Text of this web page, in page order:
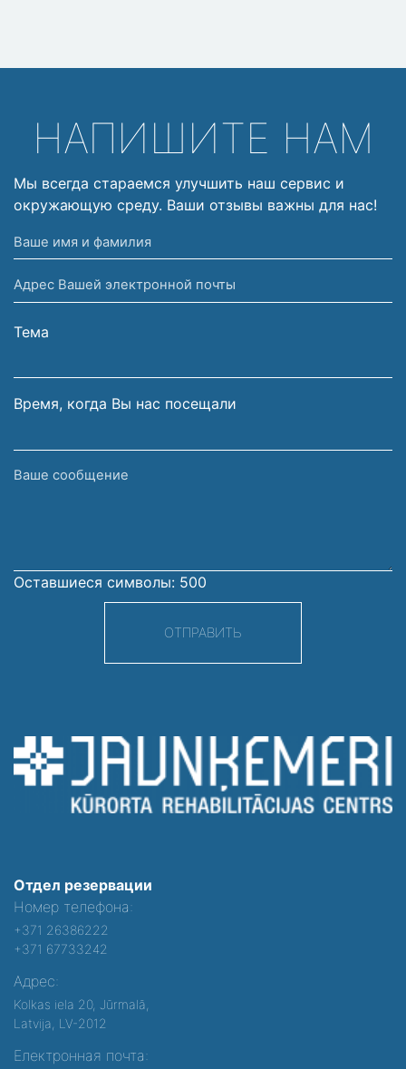
НАПИШИТЕ НАМ
Мы всегда стараемся улучшить наш сервис и
окружающую среду. Ваши отзывы важны для нас!
Ваше
имя
и
фамилия
Адрес
Вашей
электронной
Тема
Время, когда Вы нас посещали
Ваше
Оставшиеся символы: 500
ОТПРАВИТЬ
Отдел резервации
Номер телефона:
+371 26386222
+371 67733242
Адрес:
Kolkas iela 20, Jūrmalā,
Latvija, LV-2012
Електронная почта: